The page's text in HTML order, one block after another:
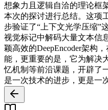
想象力且逻辑自洽的理论框
本次的探讨进行总结。这项
步验证了“上下文光学压缩”
视觉标记中解码大量文本信
颖高效的DeepEncoder架构
能，更重要的是，它为解决
忆机制等前沿课题，开辟了
是一次技术的进步，更是一